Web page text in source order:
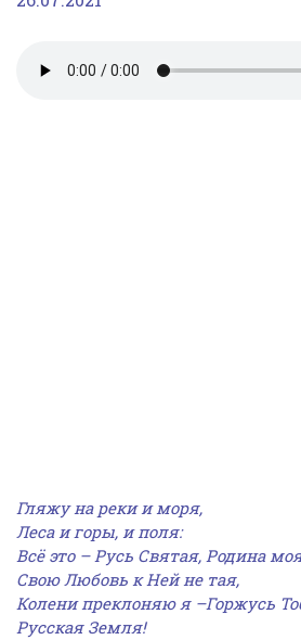
Гляжу на реки и моря,
Леса и горы, и поля:
Всё это – Русь Святая, Родина
Свою Любовь к Ней не тая,
Колени преклоняю я –Горжусь
Русская Земля!